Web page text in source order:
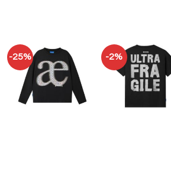
-25% -2%